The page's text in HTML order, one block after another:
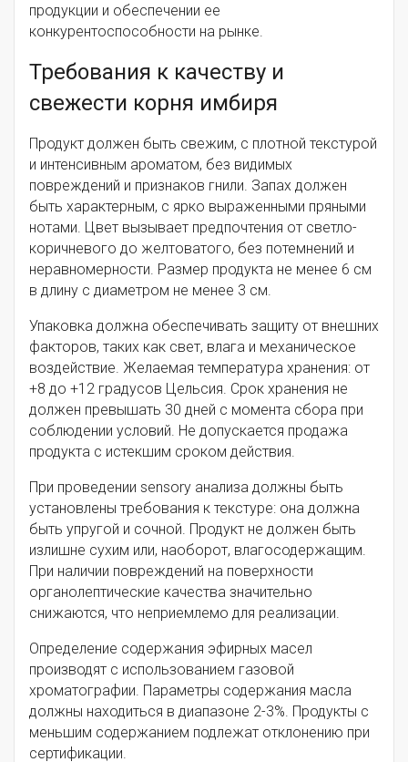
продукции и обеспечении ее
конкурентоспособности на рынке.
Требования к качеству и
свежести корня имбиря
Продукт должен быть свежим, с плотной текстурой
и интенсивным ароматом, без видимых
повреждений и признаков гнили. Запах должен
быть характерным, с ярко выраженными пряными
нотами. Цвет вызывает предпочтения от светло-
коричневого до желтоватого, без потемнений и
неравномерности. Размер продукта не менее 6 см
в длину с диаметром не менее 3 см.
Упаковка должна обеспечивать защиту от внешних
факторов, таких как свет, влага и механическое
воздействие. Желаемая температура хранения: от
+8 до +12 градусов Цельсия. Срок хранения не
должен превышать 30 дней с момента сбора при
соблюдении условий. Не допускается продажа
продукта с истекшим сроком действия.
При проведении sensory анализа должны быть
установлены требования к текстуре: она должна
быть упругой и сочной. Продукт не должен быть
излишне сухим или, наоборот, влагосодержащим.
При наличии повреждений на поверхности
органолептические качества значительно
снижаются, что неприемлемо для реализации.
Определение содержания эфирных масел
производят с использованием газовой
хроматографии. Параметры содержания масла
должны находиться в диапазоне 2-3%. Продукты с
меньшим содержанием подлежат отклонению при
сертификации.